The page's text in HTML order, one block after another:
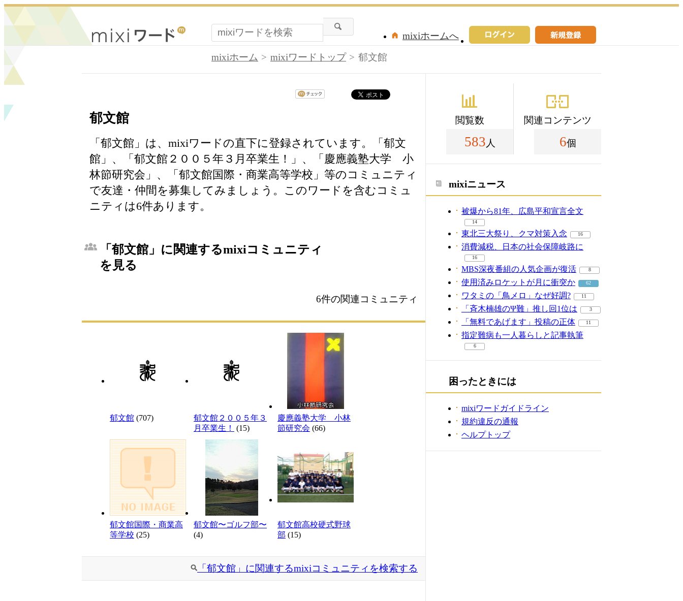
mixiホームへ
mixiホーム
mixiワードトップ 郁文館
郁文館
「郁文館」は、mixiワードの直下に登録されています。「郁文
館」、「郁文館２００５年３月卒業生！」、「慶應義塾大学 小
林節研究会」、「郁文館国際・商業高等学校」等のコミュニティ
で友達・仲間を募集してみましょう。このワードを含むコミュ
ニティは6件あります。
「郁文館」に関連するmixiコミュニティ
を見る
6件の関連コミュニティ
郁文館 (707)
郁文館２００５年３
月卒業生！
(15)
慶應義塾大学 小林
節研究会 (66)
郁文館国際・商業高
等学校 (25)
郁文館〜ゴルフ部〜
(4)
郁文館高校硬式野球
部 (15)
「郁文館」に関連するmixiコミュニティを検索する
閲覧数
583 人
関連コンテンツ
6個
mixiニュース
被爆から81年、広島平和宣言全文
14
東北三大祭り、クマ対策入念 16
消費減税、日本の社会保障岐路に
16
MBS深夜番組の人気企画が復活 8
使用済みロケットが月に衝突か 62
ワタミの「鳥メロ」なぜ好調? 11
「斉木楠雄のΨ難」推し回1位は 3
「無料であげます」投稿の正体 11
指定難病も一人暮らしと記事執筆
6
困ったときには
mixiワードガイドライン
規約違反の通報
ヘルプトップ